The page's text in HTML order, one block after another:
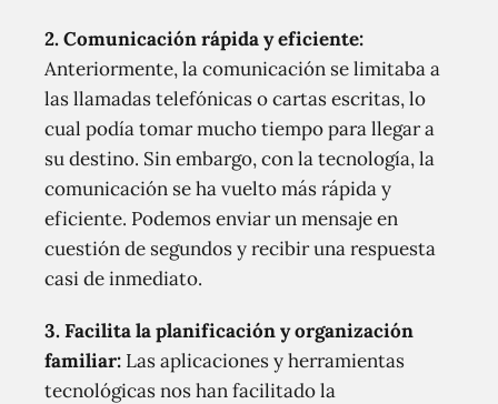
2. Comunicación rápida y eficiente:
Anteriormente, la comunicación se limitaba a
las llamadas telefónicas o cartas escritas, lo
cual podía tomar mucho tiempo para llegar a
su destino. Sin embargo, con la tecnología, la
comunicación se ha vuelto más rápida y
eficiente. Podemos enviar un mensaje en
cuestión de segundos y recibir una respuesta
casi de inmediato.
3. Facilita la planificación y organización
familiar: Las aplicaciones y herramientas
tecnológicas nos han facilitado la